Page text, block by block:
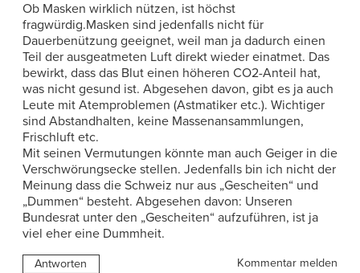
Ob Masken wirklich nützen, ist höchst
fragwürdig.Masken sind jedenfalls nicht für
Dauerbenützung geeignet, weil man ja dadurch einen
Teil der ausgeatmeten Luft direkt wieder einatmet. Das
bewirkt, dass das Blut einen höheren CO2-Anteil hat,
was nicht gesund ist. Abgesehen davon, gibt es ja auch
Leute mit Atemproblemen (Astmatiker etc.). Wichtiger
sind Abstandhalten, keine Massenansammlungen,
Frischluft etc.
Mit seinen Vermutungen könnte man auch Geiger in die
Verschwörungsecke stellen. Jedenfalls bin ich nicht der
Meinung dass die Schweiz nur aus „Gescheiten“ und
„Dummen“ besteht. Abgesehen davon: Unseren
Bundesrat unter den „Gescheiten“ aufzuführen, ist ja
viel eher eine Dummheit.
Antworten Kommentar melden